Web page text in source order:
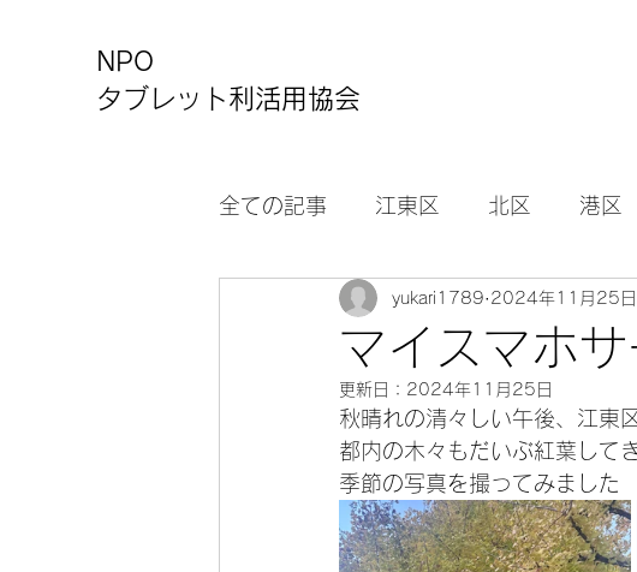
NPO
タブレット利活用協会
全ての記事 江東区 北区 港区
カルチャーセンター お知らせ
マイスマホサ
yukari1789 2024年11月25日
更新日： 2024年11月25日
秋晴れの清々しい午後、江東
都内の木々もだいぶ紅葉して
季節の写真を撮ってみました